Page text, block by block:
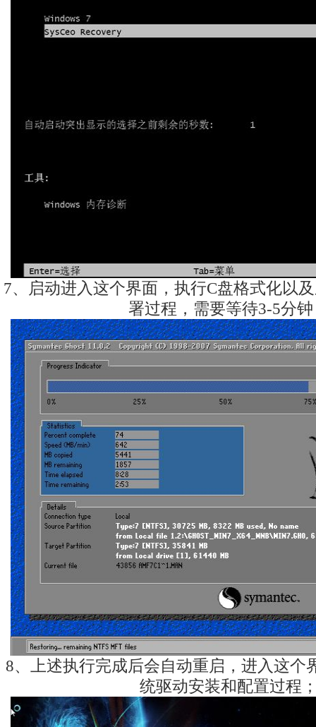
7、启动进入这个界面，执行C盘格式化以
署过程，需要等待3-5分
8、上述执行完成后会自动重启，进入这个
统驱动安装和配置过程